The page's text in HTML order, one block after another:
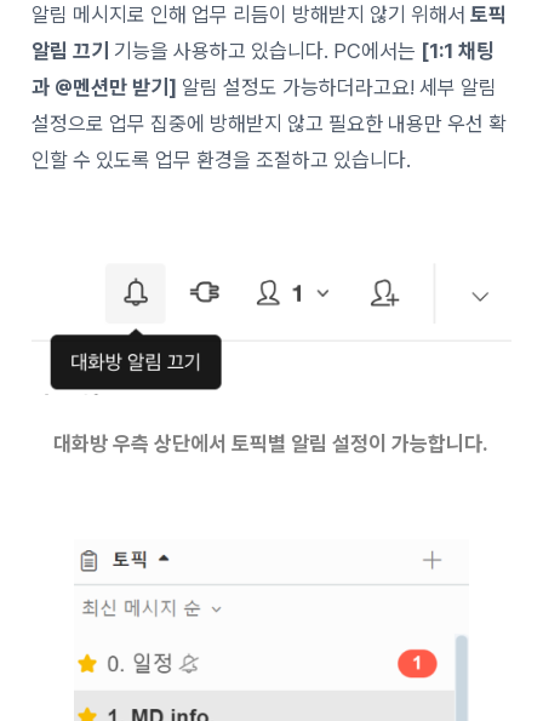
알림 메시지로 인해 업무 리듬이 방해받지 않기 위해서토픽
알림 끄기 기능을 사용하고 있습니다. PC에서는 [1:1 채팅
과 @멘션만 받기] 알림 설정도 가능하더라고요! 세부 알림
설정으로 업무 집중에 방해받지 않고 필요한 내용만 우선 확
인할 수 있도록 업무 환경을 조절하고 있습니다.
대화방 우측 상단에서 토픽별 알림 설정이 가능합니다.